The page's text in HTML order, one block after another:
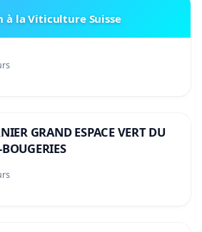
à la Viticulture Suisse
GRAND ESPACE VERT DU